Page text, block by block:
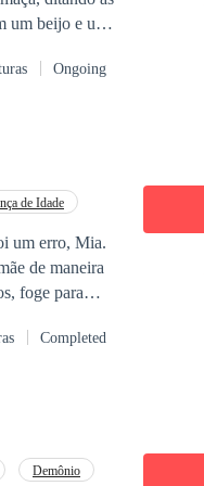
um beijo e um
mascavo e
Albelini?
Ongoing
de Idade
foge para
meio de seu
recomeçar
Completed
Demônio